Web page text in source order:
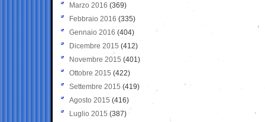
Marzo 2016 (369)
Febbraio 2016 (335)
Gennaio 2016 (404)
Dicembre 2015 (412)
Novembre 2015 (401)
Ottobre 2015 (422)
Settembre 2015 (419)
Agosto 2015 (416)
Luglio 2015 (387)